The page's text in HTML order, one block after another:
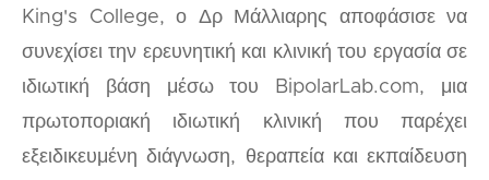
King's College, ο Δρ Μάλλιαρης αποφάσισε να
συνεχίσει την ερευνητική και κλινική του εργασία σε
ιδιωτική βάση μέσω του BipolarLab.com, μια
πρωτοποριακή ιδιωτική κλινική που παρέχει
εξειδικευμένη διάγνωση, θεραπεία και εκπαίδευση